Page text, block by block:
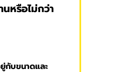
หรือไม่กว่า
กับขนาดและ